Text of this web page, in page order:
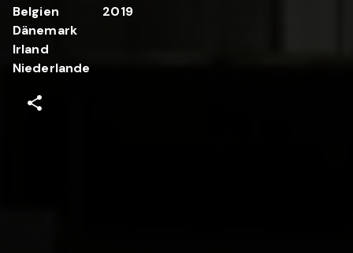
Belgien
Dänemark
Irland
Niederlande
2019